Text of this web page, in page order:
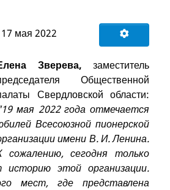
мая 2022
Зверева, заместитель
Общественной
Свердловской области:
мая 2022 года отмечается
Всесоюзной пионерской
имени В. И. Ленина.
сожалению, сегодня только
этой организации.
мест, где представлена